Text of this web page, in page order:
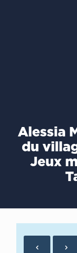
Alessia
du
Jeux